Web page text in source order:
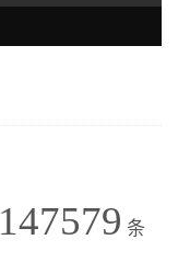
147579 条